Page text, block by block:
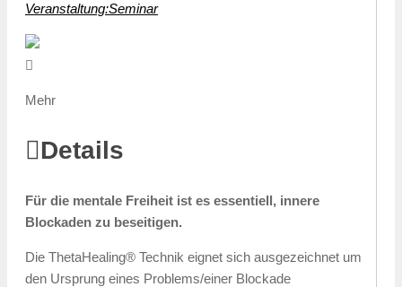
Veranstaltung:Seminar
Mehr
Details
Für die mentale Freiheit ist es essentiell, innere
Blockaden zu beseitigen.
Die ThetaHealing® Technik eignet sich ausgezeichnet um
den Ursprung eines Problems/einer Blockade